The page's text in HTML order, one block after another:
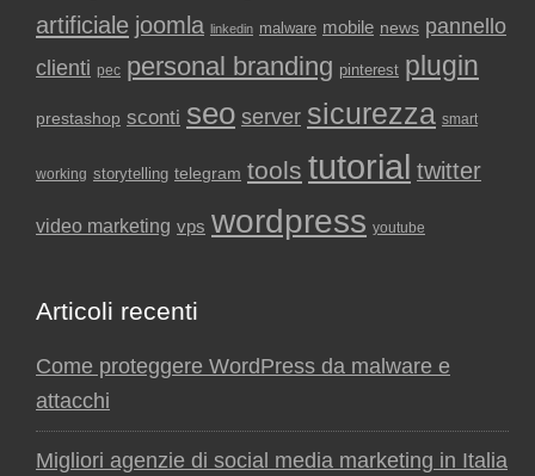
artificiale joomla linkedin malware mobile news pannello
clienti pec personal branding pinterest plugin
prestashop sconti seo server sicurezza smart
working storytelling telegram tools tutorial twitter
video marketing vps wordpress youtube
Articoli recenti
Come proteggere WordPress da malware e
attacchi
Migliori agenzie di social media marketing in Italia